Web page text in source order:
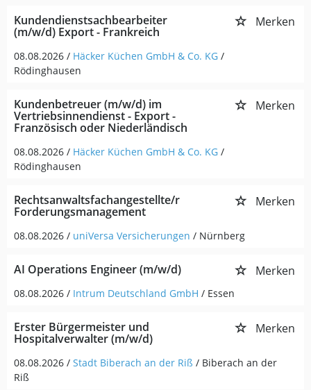
Kundendienstsachbearbeiter
(m/w/d) Export - Frankreich
Merken
08.08.2026 / Häcker Küchen GmbH & Co. KG /
Rödinghausen
Kundenbetreuer (m/w/d) im
Vertriebsinnendienst - Export -
Französisch oder Niederländisch
Merken
08.08.2026 / Häcker Küchen GmbH & Co. KG /
Rödinghausen
Rechtsanwaltsfachangestellte/r
Forderungsmanagement
Merken
08.08.2026 / uniVersa Versicherungen / Nürnberg
AI Operations Engineer (m/w/d) Merken
08.08.2026 / Intrum Deutschland GmbH / Essen
Erster Bürgermeister und
Hospitalverwalter (m/w/d)
Merken
08.08.2026 / Stadt Biberach an der Riß / Biberach an der
Riß